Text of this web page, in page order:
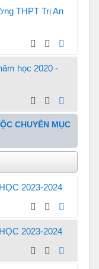
THPT Trị An
học 2020 -
CHUYÊN MỤC
2023-2024
2023-2024